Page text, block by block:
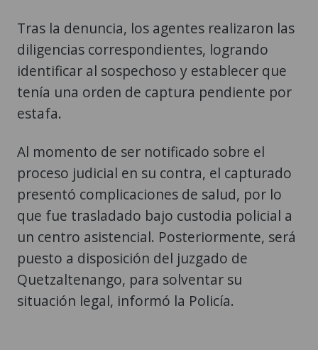
Tras la denuncia, los agentes realizaron las
diligencias correspondientes, logrando
identificar al sospechoso y establecer que
tenía una orden de captura pendiente por
estafa.
Al momento de ser notificado sobre el
proceso judicial en su contra, el capturado
presentó complicaciones de salud, por lo
que fue trasladado bajo custodia policial a
un centro asistencial. Posteriormente, será
puesto a disposición del juzgado de
Quetzaltenango, para solventar su
situación legal, informó la Policía.